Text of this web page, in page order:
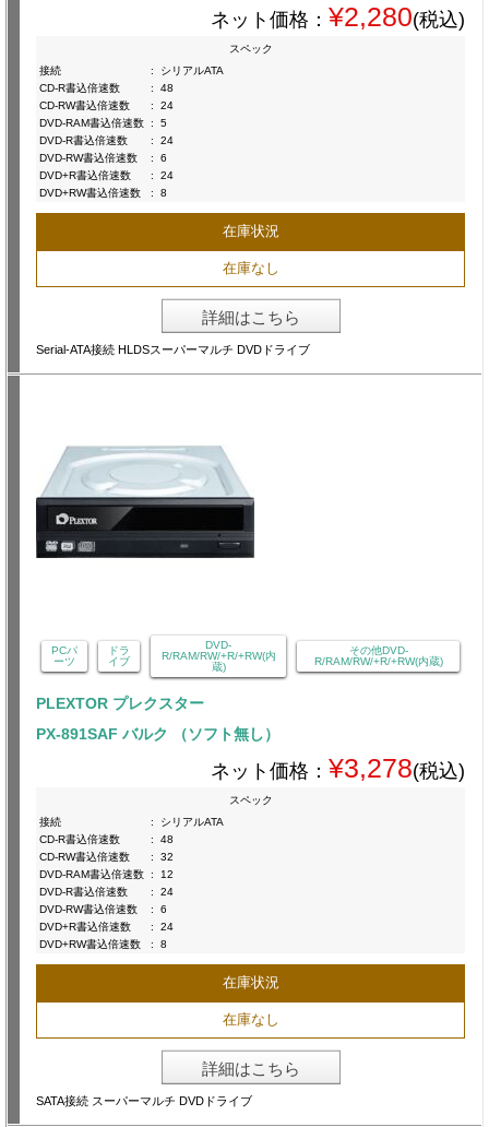
ネット価格： ¥2,280(税込)
スペック
接続
:
シリアルATA
CD-R書込倍速数
:
48
CD-RW書込倍速数
:
24
DVD-RAM書込倍速数 :
5
DVD-R書込倍速数
:
24
DVD-RW書込倍速数
:
6
DVD+R書込倍速数
:
24
DVD+RW書込倍速数
: 8
在庫状況
在庫なし
詳細はこちら
Serial-ATA接続 HLDSスーパーマルチ DVDドライブ
PCパ
ーツ
ドラ
イブ
DVD-
R/RAM/RW/+R/+RW(内
蔵)
その他DVD-
R/RAM/RW/+R/+RW(内蔵)
PLEXTOR プレクスター
PX-891SAF バルク （ソフト無し）
ネット価格： ¥3,278(税込)
スペック
接続
:
シリアルATA
CD-R書込倍速数
:
48
CD-RW書込倍速数
:
32
DVD-RAM書込倍速数 :
12
DVD-R書込倍速数
:
24
DVD-RW書込倍速数
:
6
DVD+R書込倍速数
:
24
DVD+RW書込倍速数
: 8
在庫状況
在庫なし
詳細はこちら
SATA接続 スーパーマルチ DVDドライブ